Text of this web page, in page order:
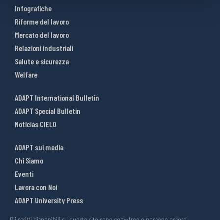
Infografiche
Riforme del lavoro
Mercato del lavoro
Relazioni industriali
Salute e sicurezza
Welfare
ADAPT International Bulletin
ADAPT Special Bulletin
Noticias CIELO
ADAPT sui media
Chi Siamo
Eventi
Lavora con Noi
ADAPT University Press